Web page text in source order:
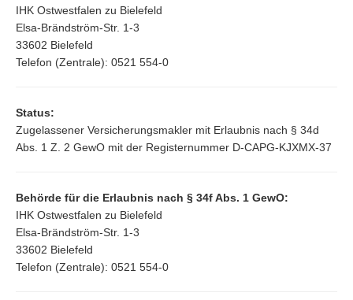
IHK Ostwestfalen zu Bielefeld
Elsa-Brändström-Str. 1-3
33602 Bielefeld
Telefon (Zentrale): 0521 554-0
Status:
Zugelassener Versicherungsmakler mit Erlaubnis nach § 34d
Abs. 1 Z. 2 GewO mit der Registernummer D-CAPG-KJXMX-37
Behörde für die Erlaubnis nach § 34f Abs. 1 GewO:
IHK Ostwestfalen zu Bielefeld
Elsa-Brändström-Str. 1-3
33602 Bielefeld
Telefon (Zentrale): 0521 554-0